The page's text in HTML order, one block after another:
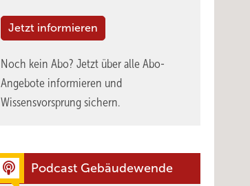
Jetzt informieren
Noch kein Abo? Jetzt über alle Abo-
Angebote informieren und
Wissensvorsprung sichern.
Podcast Gebäudewende